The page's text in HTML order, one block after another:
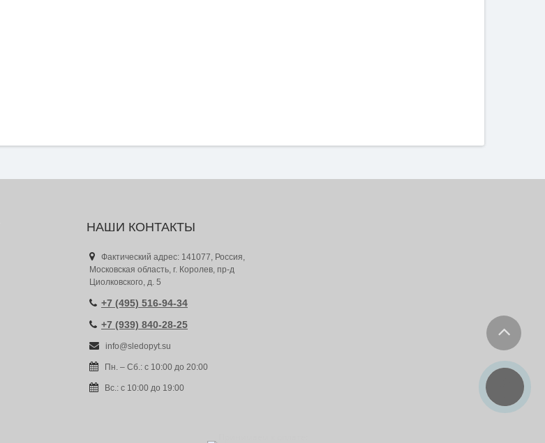
НАШИ КОНТАКТЫ
Фактический адрес: 141077, Россия,
Московская область, г. Королев, пр-д
Циолковского, д. 5
+7 (495) 516-94-34
+7 (939) 840-28-25
info@sledopyt.su
Пн. – Сб.: с 10:00 до 20:00
Вс.: с 10:00 до 19:00